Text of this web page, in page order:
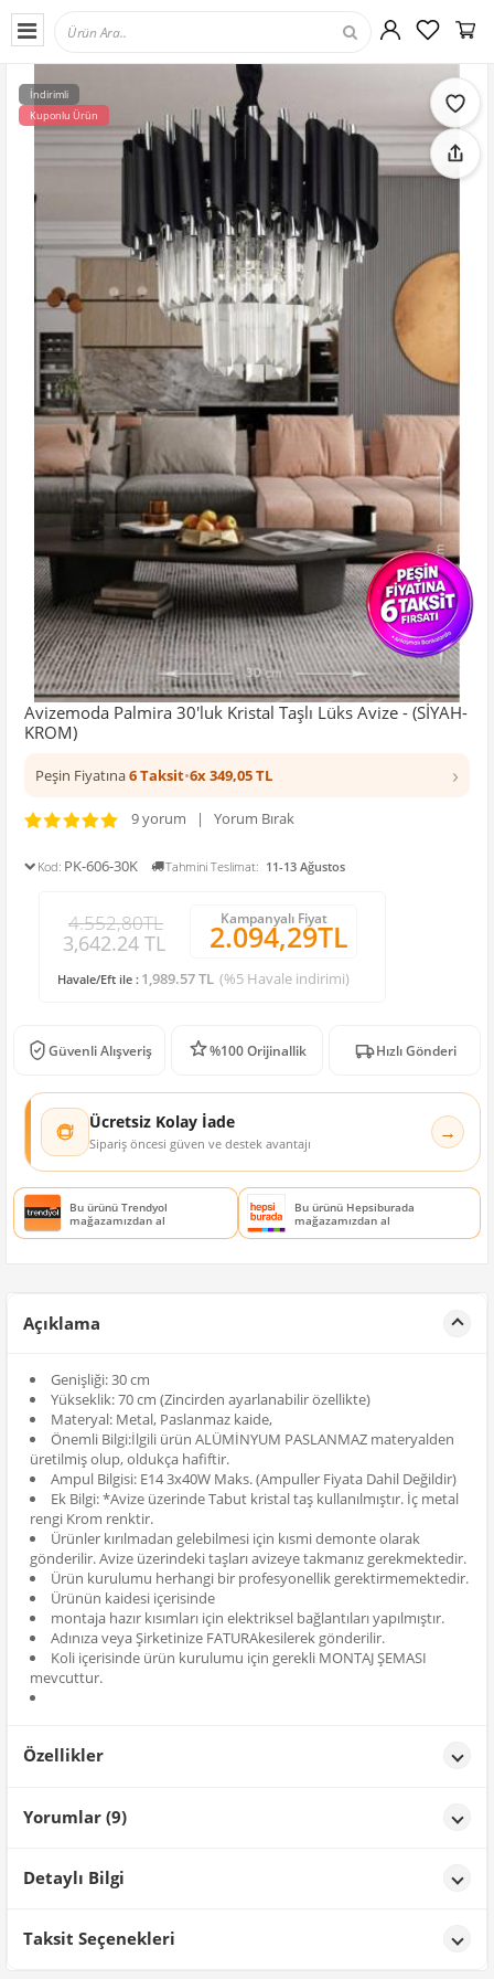
İndirimli
Kuponlu Ürün
Avizemoda Palmira 30'luk Kristal Taşlı Lüks Avize - (SİYAH-
KROM)
Peşin Fiyatına6 Taksit•6x 349,05 TL ›
9 yorum | Yorum Bırak
Kod: PK-606-30K Tahmini Teslimat: 11-13 Ağustos
4.552,80TL
3,642.24 TL
Kampanyalı Fiyat
2.094,29TL
Havale/Eft ile : 1,989.57 TL (%5 Havale indirimi)
Güvenli Alışveriş %100 Orijinallik Hızlı Gönderi
Ücretsiz Kolay İade
Sipariş öncesi güven ve destek avantajı →
Bu ürünü Trendyol
mağazamızdan al
Bu ürünü Hepsiburada
mağazamızdan al
Açıklama
Genişliği: 30 cm
Yükseklik: 70 cm (Zincirden ayarlanabilir özellikte)
Materyal: Metal, Paslanmaz kaide,
Önemli Bilgi:İlgili ürün ALÜMİNYUM PASLANMAZ materyalden
üretilmiş olup, oldukça hafiftir.
Ampul Bilgisi: E14 3x40W Maks. (Ampuller Fiyata Dahil Değildir)
Ek Bilgi: *Avize üzerinde Tabut kristal taş kullanılmıştır. İç metal
rengi Krom renktir.
Ürünler kırılmadan gelebilmesi için kısmi demonte olarak
gönderilir. Avize üzerindeki taşları avizeye takmanız gerekmektedir.
Ürün kurulumu herhangi bir profesyonellik gerektirmemektedir.
Ürünün kaidesi içerisinde
montaja hazır kısımları için elektriksel bağlantıları yapılmıştır.
Adınıza veya Şirketinize FATURAkesilerek gönderilir.
Koli içerisinde ürün kurulumu için gerekli MONTAJ ŞEMASI
mevcuttur.
Özellikler
Yorumlar (9)
Detaylı Bilgi
Ürün Detayları;
Taksit Seçenekleri